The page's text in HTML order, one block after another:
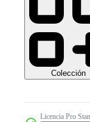
Colección
Licencia Pro